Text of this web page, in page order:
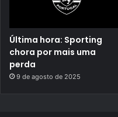
Última hora: Sporting
chora por mais uma
perda
9 de agosto de 2025